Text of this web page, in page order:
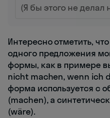
(Я бы этого не делал
Интересно отметить,
одного предложения
формы, как в примере
nicht machen, wenn ich
форма используется с
(machen), а
(wäre).